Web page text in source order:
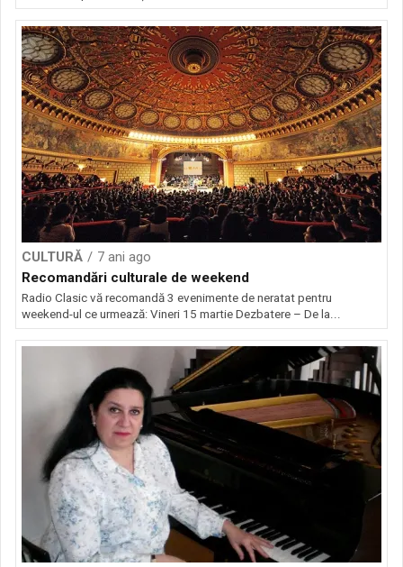
CULTURĂ
7 ani ago
Recomandări culturale de weekend
Radio Clasic vă recomandă 3 evenimente de neratat pentru
weekend-ul ce urmează: Vineri 15 martie Dezbatere – De la...